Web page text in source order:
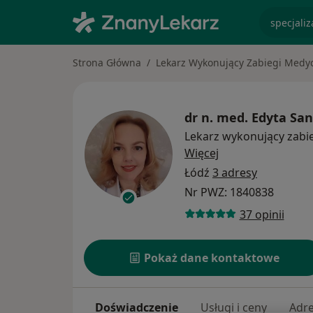
Strona Główna Lekarz Wykonujący Zabiegi
dr n. med. Edyta
Lekarz wykonujący
Więcej
Łódź 3 adresy
Nr PWZ: 1840838
37 opinii
Pokaż dane kontaktowe
Doświadczenie Usługi i ceny